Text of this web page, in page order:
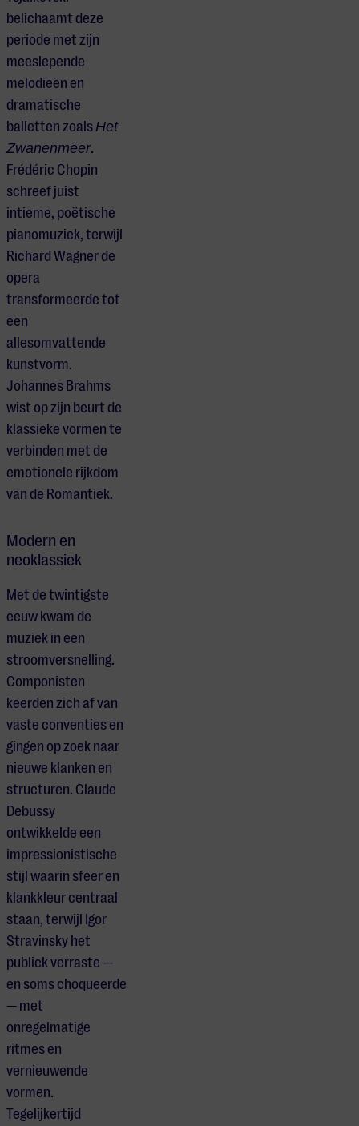
belichaamt deze
periode met zijn
meeslepende
melodieën en
dramatische
balletten zoalsHet
Zwanenmeer.
Frédéric Chopin
schreef juist
intieme, poëtische
pianomuziek, terwijl
Richard Wagner de
opera
transformeerde tot
een
allesomvattende
kunstvorm.
Johannes Brahms
wist op zijn beurt de
klassieke vormen te
verbinden met de
emotionele rijkdom
van de Romantiek.
Modern en
neoklassiek
Met de twintigste
eeuw kwam de
muziek in een
stroomversnelling.
Componisten
keerden zich af van
vaste conventies en
gingen op zoek naar
nieuwe klanken en
structuren. Claude
Debussy
ontwikkelde een
impressionistische
stijl waarin sfeer en
klankkleur centraal
staan, terwijl Igor
Stravinsky het
publiek verraste —
en soms choqueerde
— met
onregelmatige
ritmes en
vernieuwende
vormen.
Tegelijkertijd